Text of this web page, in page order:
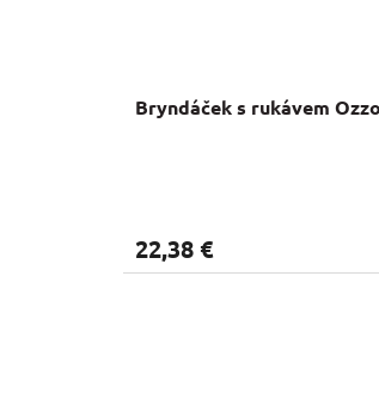
Bryndáček s rukávem
22,38 €